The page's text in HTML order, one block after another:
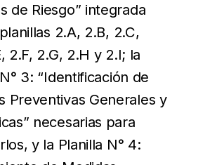
de Riesgo” integrada
2.A, 2.B, 2.C,
2.F, 2.G, 2.H y 2.I; la
3: “Identificación de
Preventivas Generales y
necesarias para
y la Planilla N° 4: